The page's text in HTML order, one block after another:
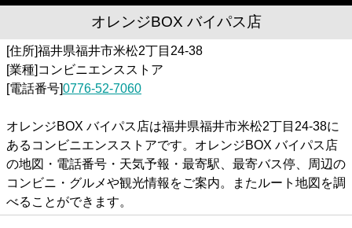
オレンジBOX バイパス店
[住所]福井県福井市米松2丁目24-38
[業種]コンビニエンスストア
[電話番号]0776-52-7060
オレンジBOX バイパス店は福井県福井市米松2丁目24-38に
あるコンビニエンスストアです。オレンジBOX バイパス店
の地図・電話番号・天気予報・最寄駅、最寄バス停、周辺の
コンビニ・グルメや観光情報をご案内。またルート地図を調
べることができます。